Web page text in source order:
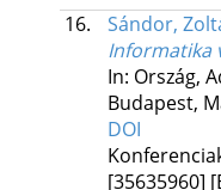
16.
Sándor,
Informatika
In: Ország,
Budapest,
DOI
[35635960]